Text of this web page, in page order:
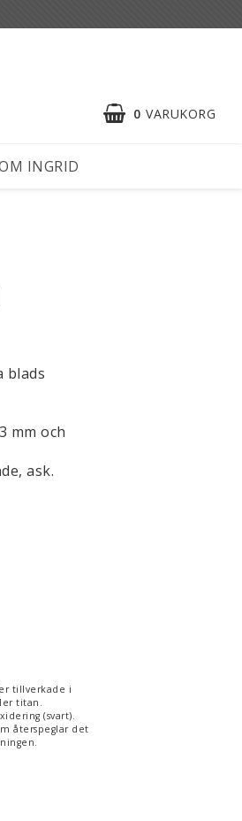
0 VARUKORG
INGRID
blads
mm och
ask.
tillverkade i
titan.
(svart).
återspeglar det